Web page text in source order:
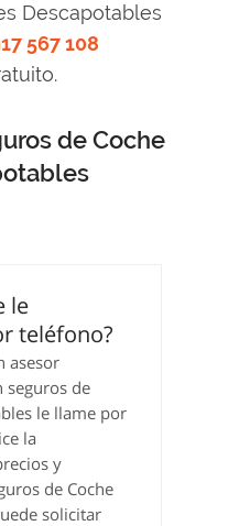
Descapotables
567 108
de Coche
le
teléfono?
asesor
seguros de
le llame por
la
y
de Coche
solicitar